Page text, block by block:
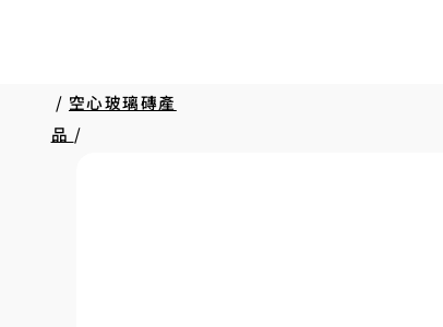
/ 空心玻璃磚產
品 /